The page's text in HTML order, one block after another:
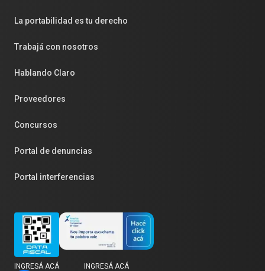
La portabilidad es tu derecho
Trabajá con nosotros
Hablando Claro
Proveedores
Concursos
Portal de denuncias
Portal interferencias
INGRESÁ ACÁ INGRESÁ ACÁ